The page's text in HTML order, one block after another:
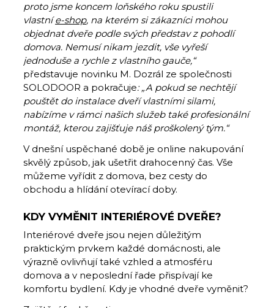
proto jsme koncem loňského roku spustili
vlastníe-shop, na kterém si zákazníci mohou
objednat dveře podle svých představ z pohodlí
domova. Nemusí nikam jezdit, vše vyřeší
jednoduše a rychle z vlastního gauče,“
představuje novinku M. Dozrál ze společnosti
SOLODOOR a pokračuje: „A pokud se nechtějí
pouštět do instalace dveří vlastními silami,
nabízíme v rámci našich služeb také profesionální
montáž, kterou zajišťuje náš proškolený tým.“
V dnešní uspěchané době je online nakupování
skvělý způsob, jak ušetřit drahocenný čas. Vše
můžeme vyřídit z domova, bez cesty do
obchodu a hlídání otevírací doby.
KDY VYMĚNIT INTERIÉROVÉ DVEŘE?
Interiérové dveře jsou nejen důležitým
praktickým prvkem každé domácnosti, ale
výrazně ovlivňují také vzhled a atmosféru
domova a v neposlední řade přispívají ke
komfortu bydlení. Kdy je vhodné dveře vyměnit?